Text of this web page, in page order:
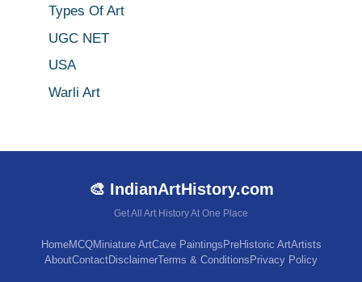
Types Of Art
UGC NET
USA
Warli Art
🎨 IndianArtHistory.com
Get All Art History At One Place
HomeMCQMiniature ArtCave Paintings PreHistoric ArtArtists
AboutContactDisclaimerTerms & Conditions Privacy Policy